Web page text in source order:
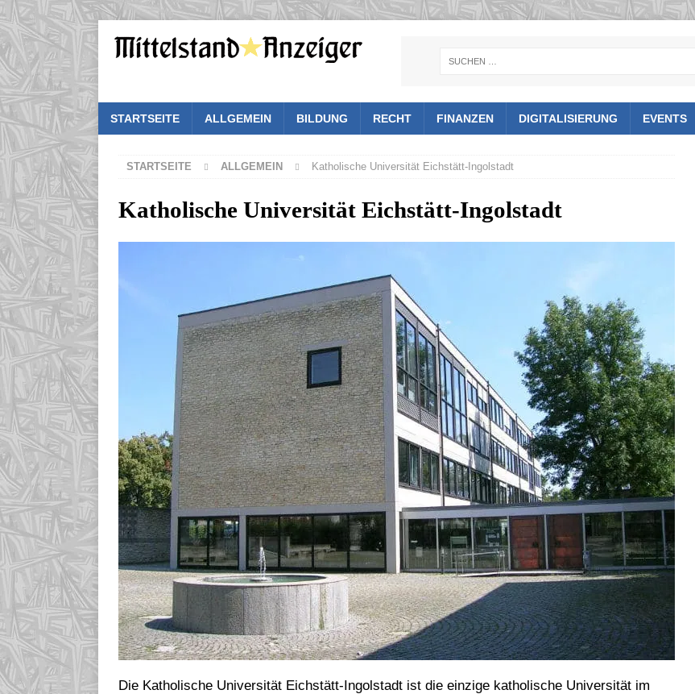
STARTSEITE ALLGEMEIN BILDUNG RECHT FINANZEN DIGITALISIERUNG EVENTS
STARTSEITE ALLGEMEIN Katholische Universität Eichstätt-Ingolstadt
Katholische Universität Eichstätt-Ingolstadt
Die Katholische Universität Eichstätt-Ingolstadt ist die einzige katholische Universität im